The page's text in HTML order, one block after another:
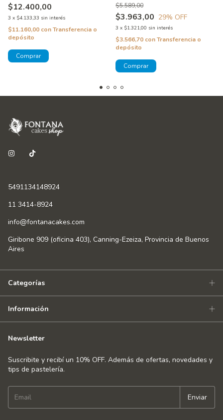
$12.400,00
3 x $4.133,33 sin interés
$11.160,00 conTransferencia o
depósito
$3.963,00
$5.589,00
29% OFF
3 x $1.321,00 sin interés
$3.566,70 conTransferencia o
depósito
5491134148924
11 3414-8924
info@fontanacakes.com
Giribone 909 (oficina 403), Canning-Ezeiza, Provincia de Buenos
Aires
Categorías
Información
Newsletter
Suscribite y recibí un 10% OFF. Además de ofertas, novedades y
tips de pastelería.